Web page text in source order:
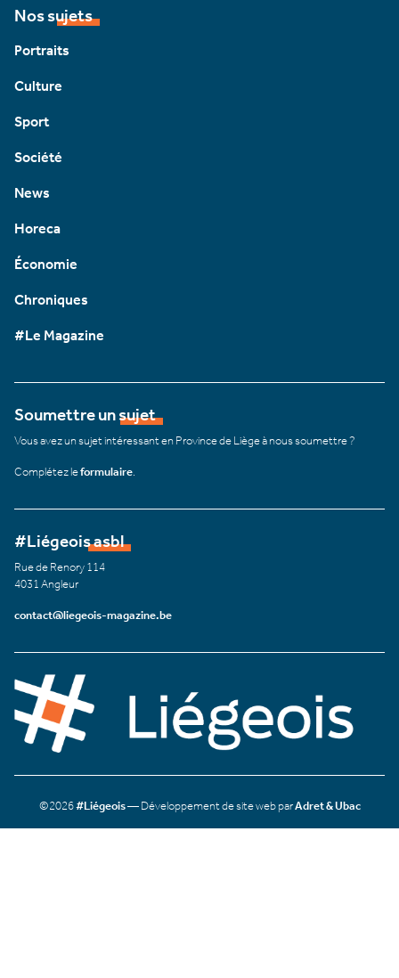
Nos sujets
Portraits
Culture
Sport
Société
News
Horeca
Économie
Chroniques
#Le Magazine
Soumettre un sujet
Vous avez un sujet intéressant en Province de Liège à nous soumettre ?
Complétez leformulaire
#Liégeois asbl
Rue de Renory 114
4031 Angleur
contact@liegeois-magazine.be
©2026#Liégeois— Développement de site web parAdret & Ubac